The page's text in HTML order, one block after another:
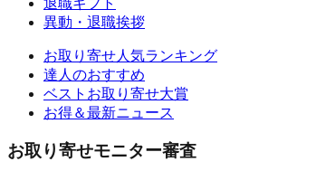
異動・退職挨拶
お取り寄せ人気ランキング
達人のおすすめ
ベストお取り寄せ大賞
お得＆最新ニュース
お取り寄せモニター審査